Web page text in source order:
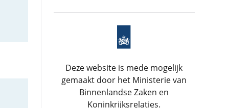
Deze website is mede mogelijk
gemaakt door het Ministerie van
Binnenlandse Zaken en
Koninkrijksrelaties.